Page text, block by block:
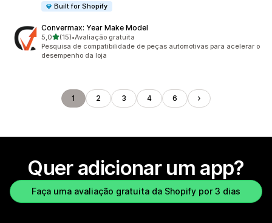
Built for Shopify
Convermax: Year Make Model
5,0de 5 estrelas
(15)
15 avaliações ao todo
•Avaliação gratuita
Pesquisa de compatibilidade de peças automotivas para acelerar o
desempenho da loja
1 2 3 4 6
Quer adicionar um app?
Faça uma avaliação gratuita da Shopify por 3 dias